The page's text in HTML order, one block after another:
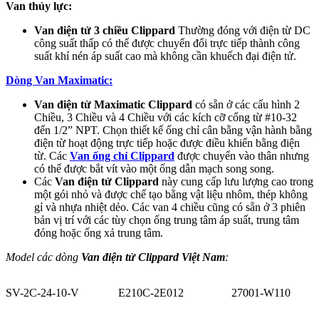
Van thủy lực:
Van điện tử 3 chiều Clippard Thường đóng với điện từ DC
công suất thấp có thể được chuyển đổi trực tiếp thành công
suất khí nén áp suất cao mà không cần khuếch đại điện tử.
Dòng Van Maximatic:
Van điện từ Maximatic Clippard có sẵn ở các cấu hình 2
Chiều, 3 Chiều và 4 Chiều với các kích cỡ cổng từ #10-32
đến 1/2” NPT. Chọn thiết kế ống chỉ cân bằng vận hành bằng
điện từ hoạt động trực tiếp hoặc được điều khiển bằng điện
từ. Các Van ống chỉ Clippard được chuyển vào thân nhưng
có thể được bắt vít vào một ống dẫn mạch song song.
Các Van điện tử Clippard này cung cấp lưu lượng cao trong
một gói nhỏ và được chế tạo bằng vật liệu nhôm, thép không
gỉ và nhựa nhiệt dẻo. Các van 4 chiều cũng có sẵn ở 3 phiên
bản vị trí với các tùy chọn ống trung tâm áp suất, trung tâm
đóng hoặc ống xả trung tâm.
Model các dòng Van điện tử Clippard Việt Nam:
SV-2C-24-10-V E210C-2E012 27001-W110